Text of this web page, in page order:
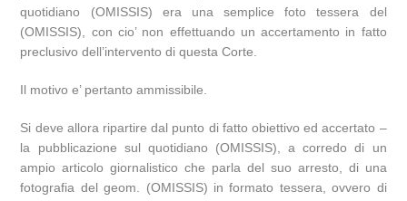
quotidiano (OMISSIS) era una semplice foto tessera del
(OMISSIS), con cio’ non effettuando un accertamento in fatto
preclusivo dell’intervento di questa Corte.
Il motivo e’ pertanto ammissibile.
Si deve allora ripartire dal punto di fatto obiettivo ed accertato –
la pubblicazione sul quotidiano (OMISSIS), a corredo di un
ampio articolo giornalistico che parla del suo arresto, di una
fotografia del geom. (OMISSIS) in formato tessera, ovvero di